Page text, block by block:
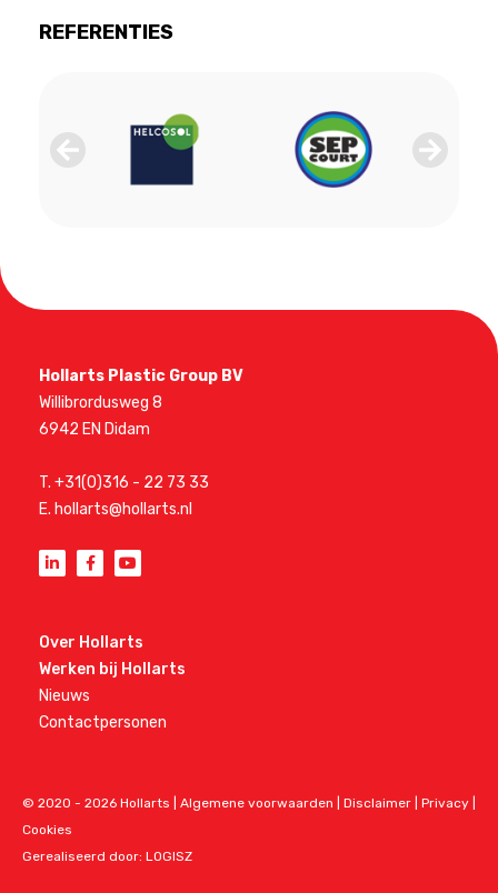
REFERENTIES
Hollarts Plastic Group BV
Willibrordusweg 8
6942 EN Didam
T. +31(0)316 - 22 73 33
E. hollarts@hollarts.nl
Over Hollarts
Werken bij Hollarts
Nieuws
Contactpersonen
© 2020 - 2026 Hollarts | Algemene voorwaarden Disclaimer Privacy
Cookies
Gerealiseerd door: LOGISZ